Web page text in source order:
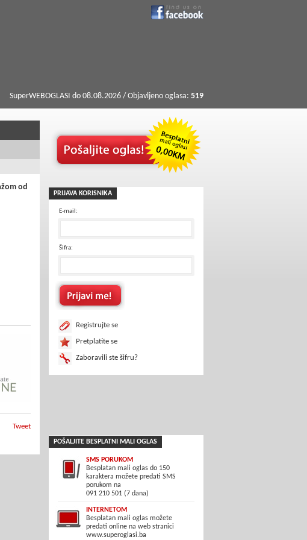
SuperWEBOGLASI do 08.08.2026 / Objavljeno oglasa: 519
od
Tweet
PRIJAVA KORISNIKA
E-mail:
Šifra:
Registrujte se
Pretplatite se
Zaboravili ste šifru?
POŠALJITE BESPLATNI MALI OGLAS
SMS PORUKOM
Besplatan mali oglas do 150
karaktera možete predati SMS
porukom na
091 210 501 (7 dana)
INTERNETOM
Besplatan mali oglas možete
predati online na web stranici
www.superoglasi.ba